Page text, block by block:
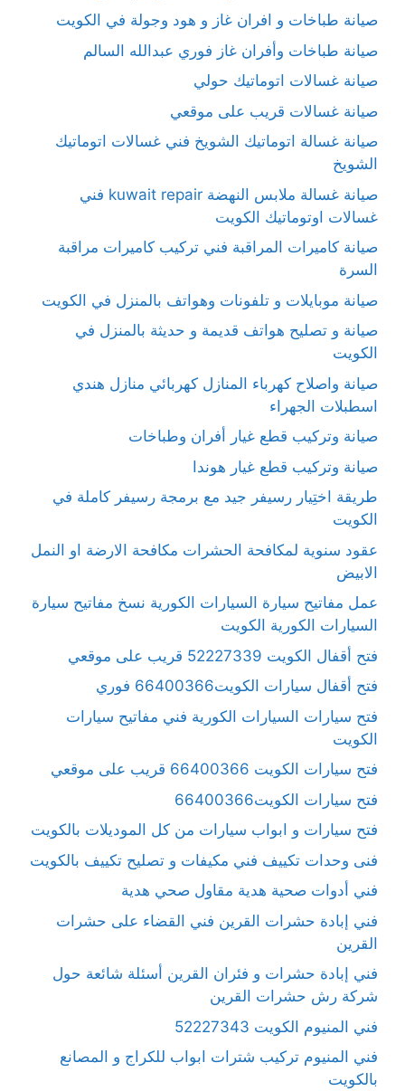
صيانة طباخات و افران غاز و هود وجولة في الكويت
صيانة طباخات وأفران غاز فوري عبدالله السالم
صيانة غسالات اتوماتيك حولي
صيانة غسالات قريب على موقعي
صيانة غسالة اتوماتيك الشويخ فني غسالات اتوماتيك
الشويخ
صيانة غسالة ملابس النهضة kuwait repair فني
غسالات اوتوماتيك الكويت
صيانة كاميرات المراقبة فني تركيب كاميرات مراقبة
السرة
صيانة موبايلات و تلفونات وهواتف بالمنزل في الكويت
صيانة و تصليح هواتف قديمة و حديثة بالمنزل في
الكويت
صيانة واصلاح كهرباء المنازل كهربائي منازل هندي
اسطبلات الجهراء
صيانة وتركيب قطع غيار أفران وطباخات
صيانة وتركيب قطع غيار هوندا
طريقة اختِيار رسيفر جيد مع برمجة رسيفر كاملة في
الكويت
عقود سنوية لمكافحة الحشرات مكافحة الارضة او النمل
الابيض
عمل مفاتيح سيارة السيارات الكورية نسخ مفاتيح سيارة
السيارات الكورية الكويت
فتح أقفال الكويت 52227339 قريب على موقعي
فتح أقفال سيارات الكويت66400366 فوري
فتح سيارات السيارات الكورية فني مفاتيح سيارات
الكويت
فتح سيارات الكويت 66400366 قريب على موقعي
فتح سيارات الكويت66400366
فتح سيارات و ابواب سيارات من كل الموديلات بالكويت
فنى وحدات تكييف فني مكيفات و تصليح تكييف بالكويت
فني أدوات صحية هدية مقاول صحي هدية
فني إبادة حشرات القرين فني القضاء على حشرات
القرين
فني إبادة حشرات و فئران القرين أسئلة شائعة حول
شركة رش حشرات القرين
فني المنيوم الكويت 52227343
فني المنيوم تركيب شترات ابواب للكراج و المصانع
بالكويت